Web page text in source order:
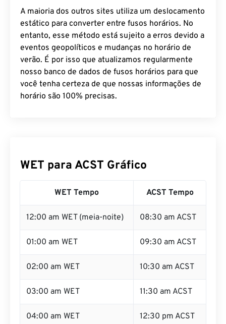
A maioria dos outros sites utiliza um deslocamento
estático para converter entre fusos horários. No
entanto, esse método está sujeito a erros devido a
eventos geopolíticos e mudanças no horário de
verão. É por isso que atualizamos regularmente
nosso banco de dados de fusos horários para que
você tenha certeza de que nossas informações de
horário são 100% precisas.
WET para ACST Gráfico
WET Tempo ACST Tempo
12:00 am WET (meia-noite) 08:30 am ACST
01:00 am WET 09:30 am ACST
02:00 am WET 10:30 am ACST
03:00 am WET 11:30 am ACST
04:00 am WET 12:30 pm ACST